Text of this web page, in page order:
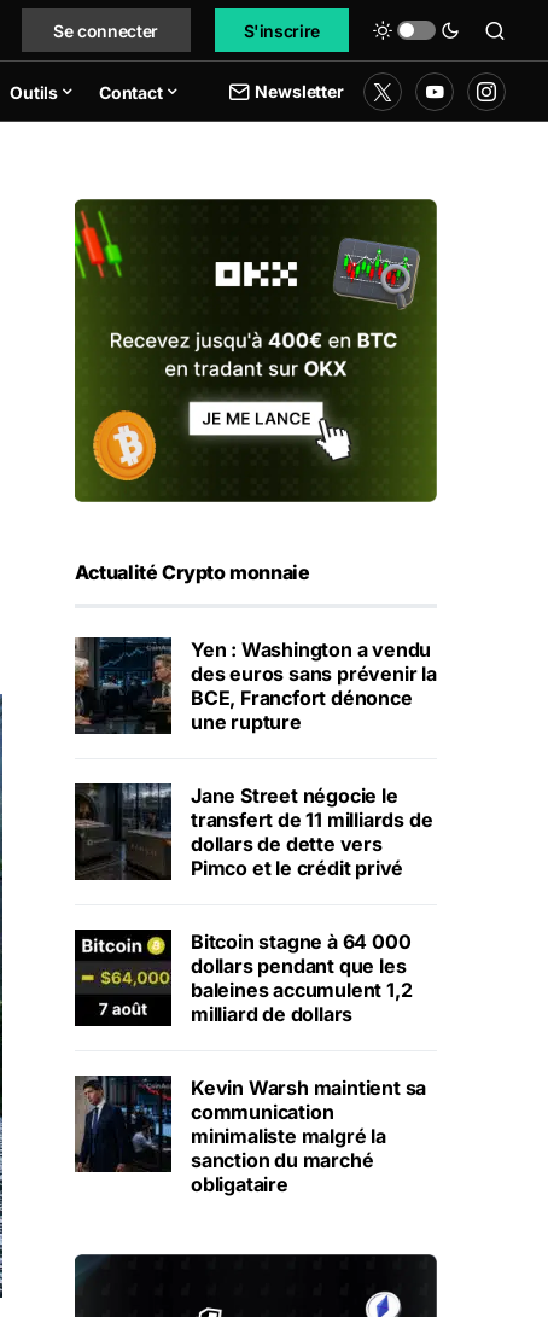
Se connecter S'inscrire
Outils Contact Newsletter
Actualité Crypto monnaie
Yen : Washington a vendu
des euros sans prévenir la
BCE, Francfort dénonce
une rupture
Jane Street négocie le
transfert de 11 milliards de
dollars de dette vers
Pimco et le crédit privé
Bitcoin stagne à 64 000
dollars pendant que les
baleines accumulent 1,2
milliard de dollars
Kevin Warsh maintient sa
communication
minimaliste malgré la
sanction du marché
obligataire